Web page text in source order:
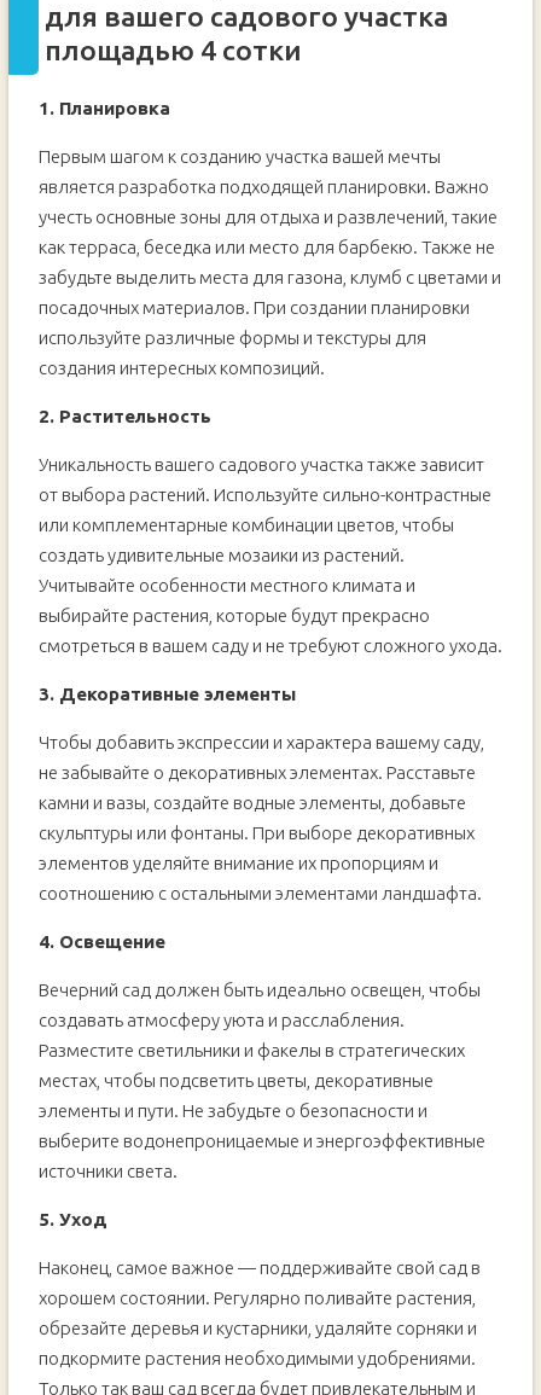
для вашего садового участка
площадью 4 сотки
1. Планировка
Первым шагом к созданию участка вашей мечты
является разработка подходящей планировки. Важно
учесть основные зоны для отдыха и развлечений, такие
как терраса, беседка или место для барбекю. Также не
забудьте выделить места для газона, клумб с цветами и
посадочных материалов. При создании планировки
используйте различные формы и текстуры для
создания интересных композиций.
2. Растительность
Уникальность вашего садового участка также зависит
от выбора растений. Используйте сильно-контрастные
или комплементарные комбинации цветов, чтобы
создать удивительные мозаики из растений.
Учитывайте особенности местного климата и
выбирайте растения, которые будут прекрасно
смотреться в вашем саду и не требуют сложного ухода.
3. Декоративные элементы
Чтобы добавить экспрессии и характера вашему саду,
не забывайте о декоративных элементах. Расставьте
камни и вазы, создайте водные элементы, добавьте
скульптуры или фонтаны. При выборе декоративных
элементов уделяйте внимание их пропорциям и
соотношению с остальными элементами ландшафта.
4. Освещение
Вечерний сад должен быть идеально освещен, чтобы
создавать атмосферу уюта и расслабления.
Разместите светильники и факелы в стратегических
местах, чтобы подсветить цветы, декоративные
элементы и пути. Не забудьте о безопасности и
выберите водонепроницаемые и энергоэффективные
источники света.
5. Уход
Наконец, самое важное — поддерживайте свой сад в
хорошем состоянии. Регулярно поливайте растения,
обрезайте деревья и кустарники, удаляйте сорняки и
подкормите растения необходимыми удобрениями.
Только так ваш сад всегда будет привлекательным и